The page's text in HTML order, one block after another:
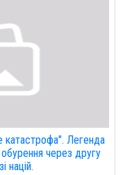
Легенда
через другу
націй.